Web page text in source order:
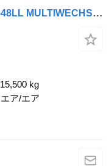
Mercedes-Benz Trucks Actros 2548LL MULTIWECHSLER 6x2
15,500 kg
エア/エア